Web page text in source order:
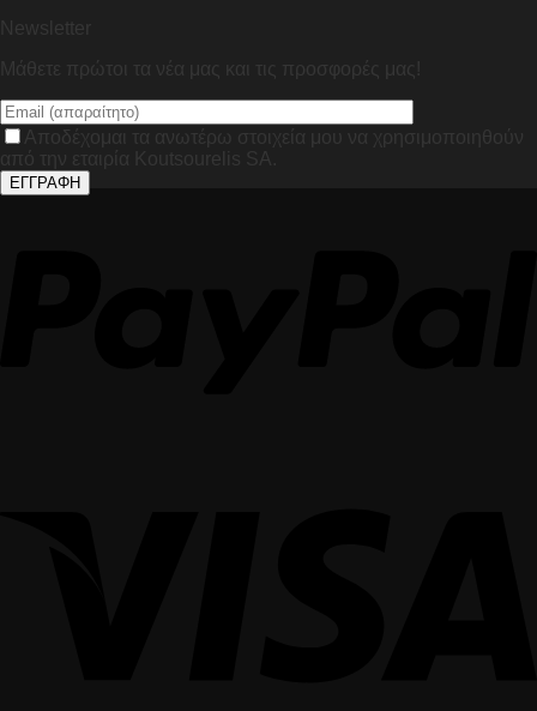
Newsletter
Μάθετε πρώτοι τα νέα μας και τις προσφορές μας!
Αποδέχομαι τα ανωτέρω στοιχεία μου να χρησιμοποιηθούν
από την εταιρία Koutsourelis SA.